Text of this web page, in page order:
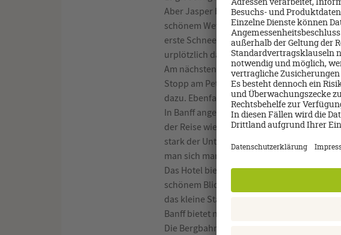
Aber Jasper bietet auch noch mehr, die
schönem Wetter hat man sicher einen
erste Schnee erwischet und wir haben die
urplötzlich das Wetter geändert und
Am nächsten Tag ging es dann leider
Stopp am Petyo Lake eingelegt, dieser
dazu. Ebenfalls ein Traum ist der Bow
In Banff angekommen mussten wir uns
der Reise wieder ins Hotel gehen. Im
stark der Unterschied zwischen dem
man sich manchmal auch gerne wieder an
Das Hotel bietet aber natürlich auch jede
schönem Blick in die Bergwelt, einen
das kleine Städtchen Banff direkt vor der
Banff bietet neben seinen kleinen
Die Bergbahn bringt einen direkt auf den